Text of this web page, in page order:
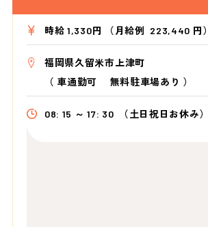
時給 1,330円 （月給例 223,440 円）
福岡県久留米市上津町
（ 車通勤可 無料駐車場あり ）
08: 15 ～ 17: 30 （土日祝日お休み）